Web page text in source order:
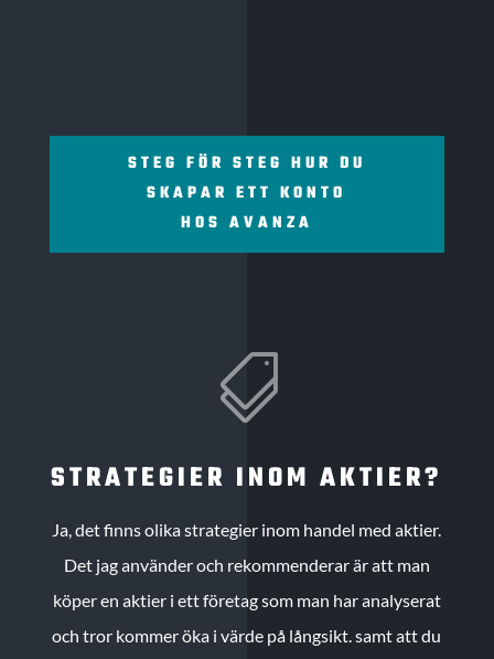
STEG FÖR STEG HUR DU
SKAPAR ETT KONTO
HOS AVANZA

STRATEGIER INOM AKTIER?
Ja, det finns olika strategier inom handel med aktier.
Det jag använder och rekommenderar är att man
köper en aktier i ett företag som man har analyserat
och tror kommer öka i värde på långsikt. samt att du